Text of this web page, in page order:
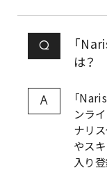
Q
「
は？
A
「
ンラ
ナリ
やス
入り